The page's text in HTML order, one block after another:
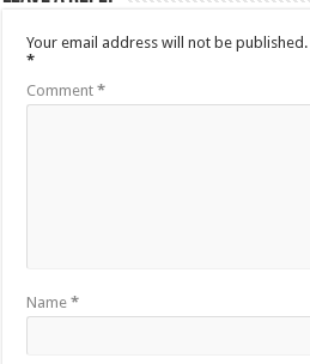
Your email address will not be published.
*
Comment*
Name*